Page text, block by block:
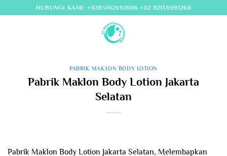
to
HUBUNGI KAMI: +6285162692606 +62 82136691268
PABRIK MAKLON BODY LOTION
Pabrik Maklon Body Lotion Jakarta
Selatan
Pabrik Maklon Body Lotion Jakarta Selatan, Melembapkan